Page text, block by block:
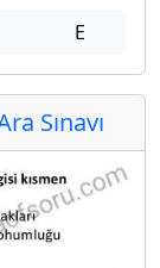
E
Sınavı